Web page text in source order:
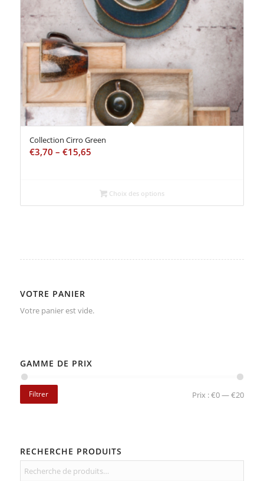
Collection Cirro Green
€3,70 – €15,65
Choix des options
VOTRE PANIER
Votre panier est vide.
GAMME DE PRIX
Filtrer Prix :€0—€20
RECHERCHE PRODUITS